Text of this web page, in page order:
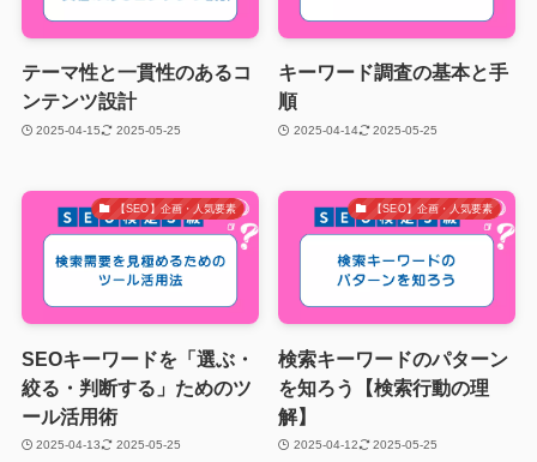
テーマ性と一貫性のあるコ
ンテンツ設計
2025-04-15 2025-05-25
キーワード調査の基本と手
順
2025-04-14 2025-05-25
【SEO】企画・人気要素
SEOキーワードを「選ぶ・
絞る・判断する」ためのツ
ール活用術
2025-04-13 2025-05-25
【SEO】企画・人気要素
検索キーワードのパターン
を知ろう【検索行動の理
解】
2025-04-12 2025-05-25